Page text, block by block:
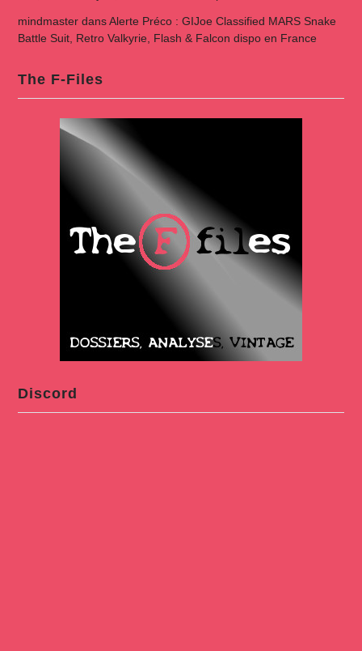
mindmasterdansAlerte Préco : GIJoe Classified MARS Snake
Battle Suit, Retro Valkyrie, Flash & Falcon dispo en France
The F-Files
Discord